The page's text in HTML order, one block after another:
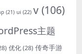
(21) ui (22) v (106)
主题
优化(28) 传奇手游